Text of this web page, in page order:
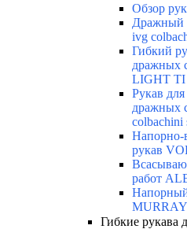
Обзор
Дражный
ivg
Гибкий
дражных
LIGHT TI
Рукав
дражных
colbachini
рукав
работ
MURRAY
Гибкие рукава